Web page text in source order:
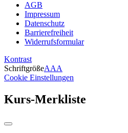
AGB
Impressum
Datenschutz
Barrierefreiheit
Widerrufsformular
Kontrast
SchriftgrößeAAA
Cookie Einstellungen
Kurs-Merkliste